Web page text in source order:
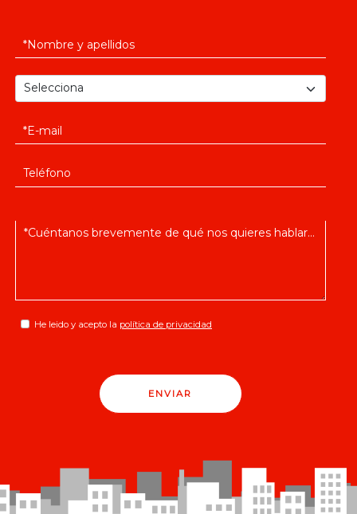
He leido y acepto la política de privacidad
ENVIAR